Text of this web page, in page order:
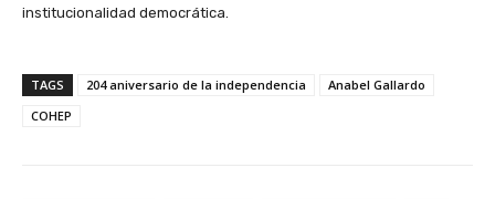
institucionalidad democrática.
TAGS 204 aniversario de la independencia
Anabel Gallardo
COHEP